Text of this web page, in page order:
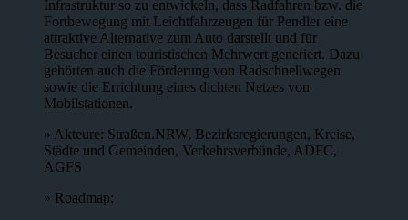
Infrastruktur so zu entwickeln, dass Radfahren bzw. die
Fortbewegung mit Leichtfahrzeugen für Pendler eine
attraktive Alternative zum Auto darstellt und für
Besucher einen touristischen Mehrwert generiert. Dazu
gehörten auch die Förderung von Radschnellwegen
sowie die Errichtung eines dichten Netzes von
Mobilstationen.
» Akteure: Straßen.NRW, Bezirksregierungen, Kreise,
Städte und Gemeinden, Verkehrsverbünde, ADFC,
AGFS
» Roadmap: